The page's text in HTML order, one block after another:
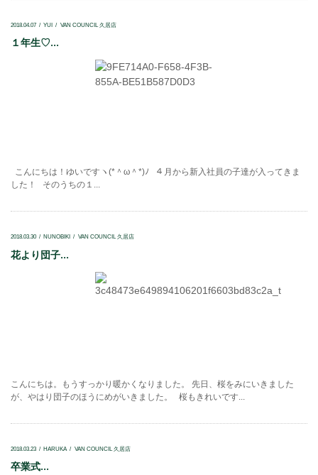
2018.04.07 YUI VAN COUNCIL 久居店
１年生♡...
こんにちは！ゆいですヽ(*＾ω＾*)ﾉ ４月から新入社員の子達が入ってきま
した！ そのうちの１...
2018.03.30 NUNOBIKI VAN COUNCIL 久居店
花より団子...
こんにちは。もうすっかり暖かくなりました。 先日、桜をみにいきました
が、やはり団子のほうにめがいきました。 桜もきれいです...
2018.03.23 HARUKA VAN COUNCIL 久居店
卒業式...